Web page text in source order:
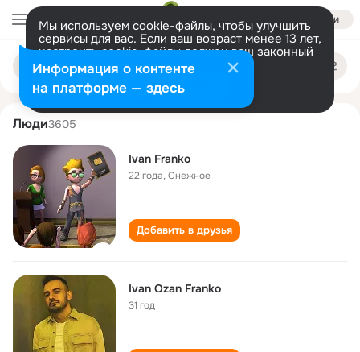
Войти
Мы используем cookie-файлы, чтобы улучшить
сервисы для вас. Если ваш возраст менее 13 лет,
настроить cookie-файлы должен ваш законный
представитель. Больше информации
Разрешить все Настроить
Поиск
людям
ivan franko
Люди3605
Ivan Franko
22 года,Снежное
Добавить в друзья
Ivan Ozan Franko
31 год
Информация о контенте
на платформе — здесь